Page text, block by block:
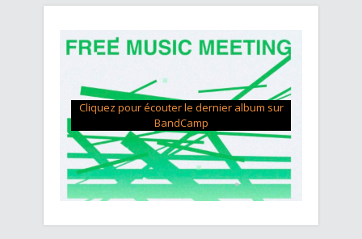
Cliquez pour écouter le dernier album sur
BandCamp